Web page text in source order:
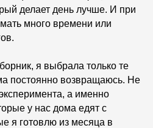
делает день лучше. И при
много времени или
я выбрала только те
постоянно возвращаюсь. Не
а именно
у нас дома едят с
я готовлю из месяца в